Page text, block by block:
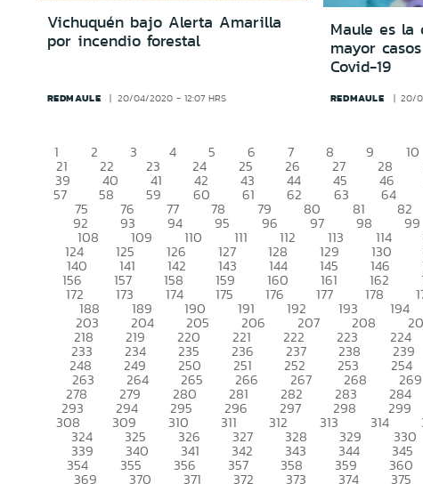
Vichuquén bajo Alerta Amarilla
por incendio forestal
REDMAULE 20/04/2020 - 12:07 HRS
Maule es la
mayor
Covid-19
REDMAULE 20/
1 2 3 4 5 6 7 8 9 10
21 22 23 24 25 26 27 28
39 40 41 42 43 44 45 46
57 58 59 60 61 62 63 64
75 76 77 78 79 80 81 82
92 93 94 95 96 97 98 99
108 109 110 111 112 113 114
124 125 126 127 128 129 130
140 141 142 143 144 145 146
156 157 158 159 160 161 162
172 173 174 175 176 177 178
188 189 190 191 192 193 194
203 204 205 206 207 208
218 219 220 221 222 223 224
233 234 235 236 237 238 239
248 249 250 251 252 253 254
263 264 265 266 267 268 269
278 279 280 281 282 283 284
293 294 295 296 297 298 299
308 309 310 311 312 313 314
324 325 326 327 328 329 330
339 340 341 342 343 344 345
354 355 356 357 358 359 360
369 370 371 372 373 374 375